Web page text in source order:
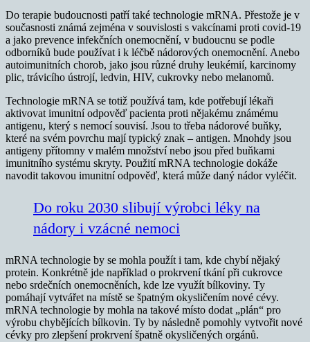
Do terapie budoucnosti patří také technologie mRNA. Přestože je v
současnosti známá zejména v souvislosti s vakcínami proti covid-19
a jako prevence infekčních onemocnění, v budoucnu se podle
odborníků bude používat i k léčbě nádorových onemocnění. Anebo
autoimunitních chorob, jako jsou různé druhy leukémií, karcinomy
plic, trávicího ústrojí, ledvin, HIV, cukrovky nebo melanomů.
Technologie mRNA se totiž používá tam, kde potřebují lékaři
aktivovat imunitní odpověď pacienta proti nějakému známému
antigenu, který s nemocí souvisí. Jsou to třeba nádorové buňky,
které na svém povrchu mají typický znak – antigen. Mnohdy jsou
antigeny přítomny v malém množství nebo jsou před buňkami
imunitního systému skryty. Použití mRNA technologie dokáže
navodit takovou imunitní odpověď, která může daný nádor vyléčit.
Do roku 2030 slibují výrobci léky na
nádory i vzácné nemoci
mRNA technologie by se mohla použít i tam, kde chybí nějaký
protein. Konkrétně jde například o prokrvení tkání při cukrovce
nebo srdečních onemocněních, kde lze využít bílkoviny. Ty
pomáhají vytvářet na místě se špatným okysličením nové cévy.
mRNA technologie by mohla na takové místo dodat „plán“ pro
výrobu chybějících bílkovin. Ty by následně pomohly vytvořit nové
cévky pro zlepšení prokrvení špatně okysličených orgánů.